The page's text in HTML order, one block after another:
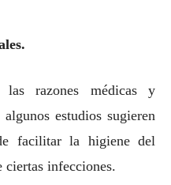
las razones médicas y
estudios sugieren
facilitar la higiene del
ciertas infecciones.